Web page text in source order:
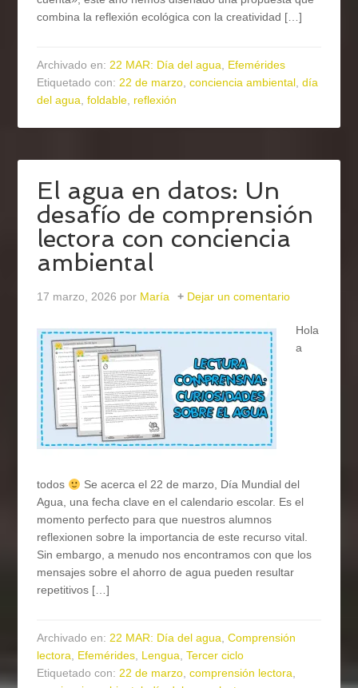
combina la reflexión ecológica con la creatividad […]
Archivado en:22 MAR: Día del agua, Efemérides
Etiquetado con:22 de marzo,conciencia ambiental,día
del agua,foldable, reflexión
El agua en datos: Un
desafío de comprensión
lectora con conciencia
ambiental
17 marzo, 2026 por María Dejar un comentario
Hola
a
todos
Se acerca el 22 de marzo, Día Mundial del
Agua, una fecha clave en el calendario escolar. Es el
momento perfecto para que nuestros alumnos
reflexionen sobre la importancia de este recurso vital.
Sin embargo, a menudo nos encontramos con que los
mensajes sobre el ahorro de agua pueden resultar
repetitivos […]
Archivado en:22 MAR: Día del agua,Comprensión
lectora, Efemérides, Lengua,Tercer ciclo
Etiquetado con:22 de marzo,comprensión lectora,